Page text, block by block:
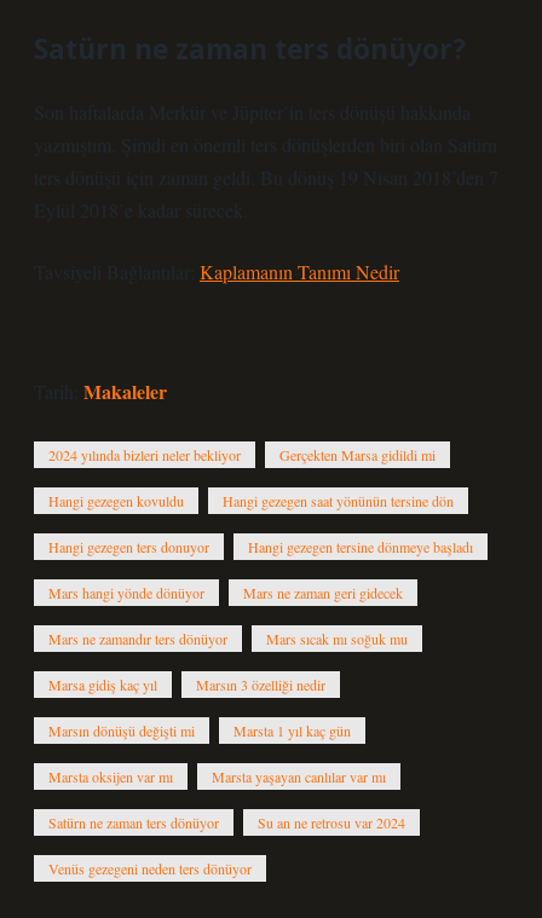
Satürn ne zaman ters dönüyor?
Son haftalarda Merkür ve Jüpiter’in ters dönüşü hakkında
yazmıştım. Şimdi en önemli ters dönüşlerden biri olan Satürn
ters dönüşü için zaman geldi. Bu dönüş 19 Nisan 2018’den 7
Eylül 2018’e kadar sürecek.
Tavsiyeli Bağlantılar: Kaplamanın Tanımı Nedir
Tarih: Makaleler
2024 yılında bizleri neler bekliyor Gerçekten Marsa gidildi mi
Hangi gezegen kovuldu Hangi gezegen saat yönünün tersine dön
Hangi gezegen ters donuyor Hangi gezegen tersine dönmeye başladı
Mars hangi yönde dönüyor Mars ne zaman geri gidecek
Mars ne zamandır ters dönüyor Mars sıcak mı soğuk mu
Marsa gidiş kaç yıl Marsın 3 özelliği nedir
Marsın dönüşü değişti mi Marsta 1 yıl kaç gün
Marsta oksijen var mı Marsta yaşayan canlılar var mı
Satürn ne zaman ters dönüyor Su an ne retrosu var 2024
Venüs gezegeni neden ters dönüyor